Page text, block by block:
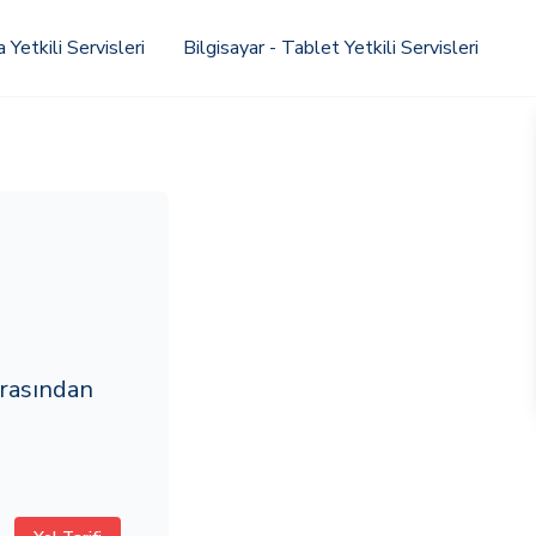
Yetkili Servisleri Bilgisayar - Tablet Yetkili Servisleri